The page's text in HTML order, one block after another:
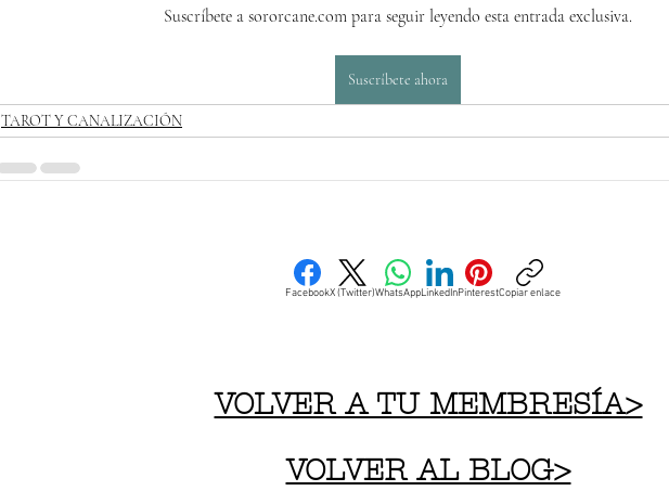
Suscríbete a sororcane.com para seguir leyendo esta entrada exclusiva.
Suscríbete ahora
TAROT Y CANALIZACIÓN
FacebookX (Twitter)WhatsAppLinkedInPinterestCopiar enlace
VOLVER A TU MEMBRESÍA>
VOLVER AL BLOG>